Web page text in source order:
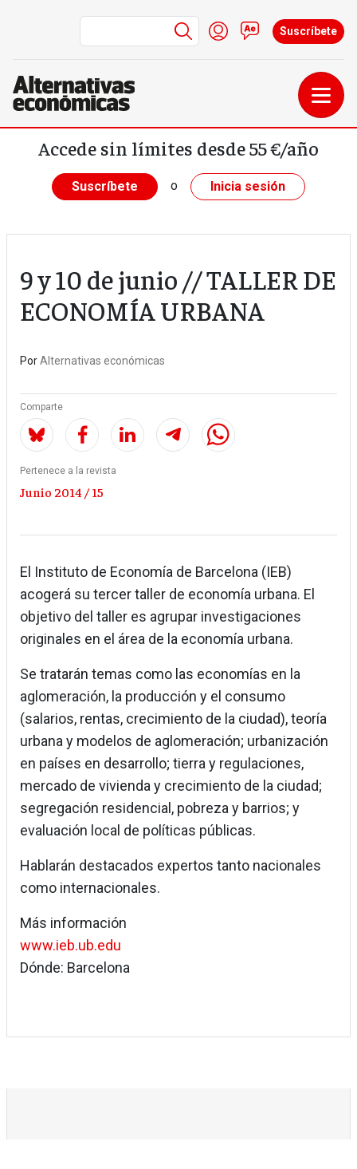
Pasar al contenido principal
Menú de cuenta de
Iniciar sesión
Contacto
Suscríbete
Accede sin límites desde 55 €/año
Suscríbete o Inicia sesión
9 y 10 de junio // TALLER DE
ECONOMÍA URBANA
PorAlternativas económicas
Comparte
Pertenece a la revista
Junio 2014 / 15
El Instituto de Economía de Barcelona (IEB)
acogerá su tercer taller de economía urbana. El
objetivo del taller es agrupar investigaciones
originales en el área de la economía urbana.
Se tratarán temas como las economías en la
aglomeración, la producción y el consumo
(salarios, rentas, crecimiento de la ciudad), teoría
urbana y modelos de aglomeración; urbanización
en países en desarrollo; tierra y regulaciones,
mercado de vivienda y crecimiento de la ciudad;
segregación residencial, pobreza y barrios; y
evaluación local de políticas públicas.
Hablarán destacados expertos tanto nacionales
como internacionales.
Más información
www.ieb.ub.edu
Dónde: Barcelona